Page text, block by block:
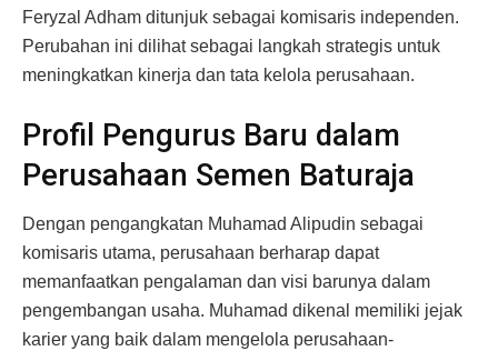
Feryzal Adham ditunjuk sebagai komisaris independen.
Perubahan ini dilihat sebagai langkah strategis untuk
meningkatkan kinerja dan tata kelola perusahaan.
Profil Pengurus Baru dalam
Perusahaan Semen Baturaja
Dengan pengangkatan Muhamad Alipudin sebagai
komisaris utama, perusahaan berharap dapat
memanfaatkan pengalaman dan visi barunya dalam
pengembangan usaha. Muhamad dikenal memiliki jejak
karier yang baik dalam mengelola perusahaan-